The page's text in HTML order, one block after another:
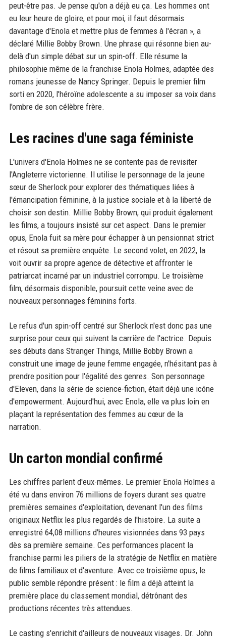
peut-être pas. Je pense qu'on a déjà eu ça. Les hommes ont
eu leur heure de gloire, et pour moi, il faut désormais
davantage d'Enola et mettre plus de femmes à l'écran », a
déclaré Millie Bobby Brown. Une phrase qui résonne bien au-
delà d'un simple débat sur un spin-off. Elle résume la
philosophie même de la franchise Enola Holmes, adaptée des
romans jeunesse de Nancy Springer. Depuis le premier film
sorti en 2020, l'héroïne adolescente a su imposer sa voix dans
l'ombre de son célèbre frère.
Les racines d'une saga féministe
L'univers d'Enola Holmes ne se contente pas de revisiter
l'Angleterre victorienne. Il utilise le personnage de la jeune
sœur de Sherlock pour explorer des thématiques liées à
l'émancipation féminine, à la justice sociale et à la liberté de
choisir son destin. Millie Bobby Brown, qui produit également
les films, a toujours insisté sur cet aspect. Dans le premier
opus, Enola fuit sa mère pour échapper à un pensionnat strict
et résout sa première enquête. Le second volet, en 2022, la
voit ouvrir sa propre agence de détective et affronter le
patriarcat incarné par un industriel corrompu. Le troisième
film, désormais disponible, poursuit cette veine avec de
nouveaux personnages féminins forts.
Le refus d'un spin-off centré sur Sherlock n'est donc pas une
surprise pour ceux qui suivent la carrière de l'actrice. Depuis
ses débuts dans Stranger Things, Millie Bobby Brown a
construit une image de jeune femme engagée, n'hésitant pas à
prendre position pour l'égalité des genres. Son personnage
d'Eleven, dans la série de science-fiction, était déjà une icône
d'empowerment. Aujourd'hui, avec Enola, elle va plus loin en
plaçant la représentation des femmes au cœur de la
narration.
Un carton mondial confirmé
Les chiffres parlent d'eux-mêmes. Le premier Enola Holmes a
été vu dans environ 76 millions de foyers durant ses quatre
premières semaines d'exploitation, devenant l'un des films
originaux Netflix les plus regardés de l'histoire. La suite a
enregistré 64,08 millions d'heures visionnées dans 93 pays
dès sa première semaine. Ces performances placent la
franchise parmi les piliers de la stratégie de Netflix en matière
de films familiaux et d'aventure. Avec ce troisième opus, le
public semble répondre présent : le film a déjà atteint la
première place du classement mondial, détrônant des
productions récentes très attendues.
Le casting s'enrichit d'ailleurs de nouveaux visages. Dr. John